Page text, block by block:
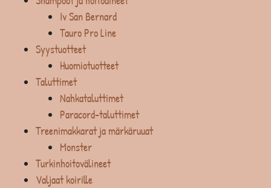
Iv San Bernard
Tauro Pro Line
Syystuotteet
Huomiotuotteet
Taluttimet
Nahkataluttimet
Paracord-taluttimet
Treenimakkarat ja märkäruuat
Monster
Turkinhoitovälineet
Valjaat koirille